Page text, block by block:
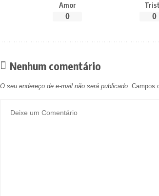
Amor
0 0
Nenhum comentário
O seu endereço de e-mail não será publicado. Campos